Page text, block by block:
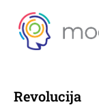
Revolucija